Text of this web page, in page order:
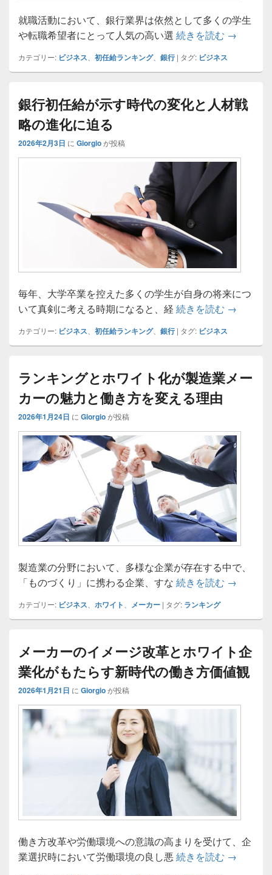
就職活動において、銀行業界は依然として多くの学生
や転職希望者にとって人気の高い選 続きを読む 銀行の初
→
カテゴリー: ビジネス 初任給ランキング、 銀行 | タグ: ビジネス
銀行初任給が示す時代の変化と人材戦
略の進化に迫る
2026年2月3日 に Giorgioが投稿
毎年、大学卒業を控えた多くの学生が自身の将来につ
いて真剣に考える時期になると、経 続きを読む 銀行初任
→
カテゴリー: ビジネス 初任給ランキング、 銀行 | タグ: ビジネス
ランキングとホワイト化が製造業メー
カーの魅力と働き方を変える理由
2026年1月24日 に Giorgioが投稿
製造業の分野において、多様な企業が存在する中で、
「ものづくり」に携わる企業、すな 続きを読む ランキン
→
カテゴリー: ビジネス ホワイト メーカー | タグ: ランキング
メーカーのイメージ改革とホワイト企
業化がもたらす新時代の働き方価値観
2026年1月21日 に Giorgioが投稿
働き方改革や労働環境への意識の高まりを受けて、企
業選択時において労働環境の良し悪 続きを読む メーカー
→